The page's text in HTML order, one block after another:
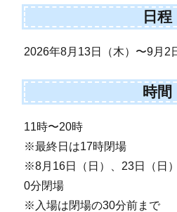
日程
2026年8月13日（木）〜9月2
時間
11時〜20時
※最終日は17時閉場
※8月16日（日）、23日（日
0分閉場
※入場は閉場の30分前まで